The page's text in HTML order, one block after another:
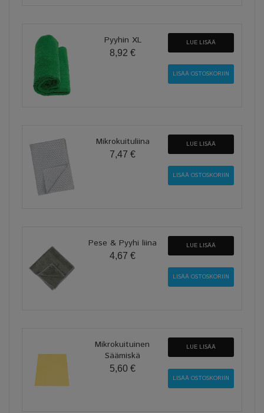
Pyyhin XL
8,92 €
LUE LISÄÄ
Mikrokuituliina
7,47 €
LUE LISÄÄ
Pese & Pyyhi liina
4,67 €
LUE LISÄÄ
Mikrokuituinen
Säämiskä
5,60 €
LUE LISÄÄ